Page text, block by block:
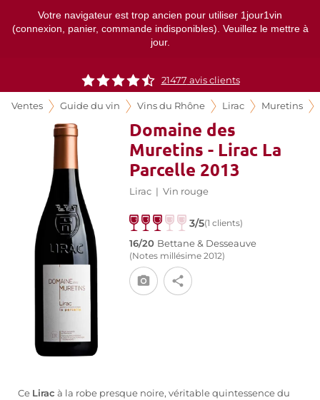
Votre navigateur est trop ancien pour utiliser 1jour1vin
(connexion, panier, commande indisponibles). Veuillez le mettre à
jour.
21477 avis clients
Ventes Guide du vin Vins du Rhône Lirac Muretins
Domaine des
Muretins - Lirac La
Parcelle 2013
Lirac | Vin rouge
3/5(1 clients)
16/20 Bettane & Desseauve
(Notes millésime 2012)
Ce Lirac à la robe presque noire, véritable quintessence du